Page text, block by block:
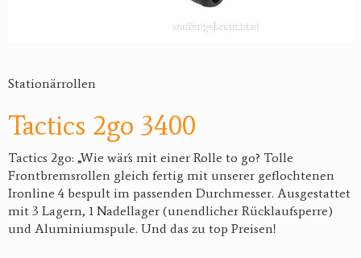
Stationärrollen
Tactics 2go 3400
Tactics 2go: „Wie wär´s mit einer Rolle to go? Tolle
Frontbremsrollen gleich fertig mit unserer geflochtenen
Ironline 4 bespult im passenden Durchmesser. Ausgestattet
mit 3 Lagern, 1 Nadellager (unendlicher Rücklaufsperre)
und Aluminiumspule. Und das zu top Preisen!